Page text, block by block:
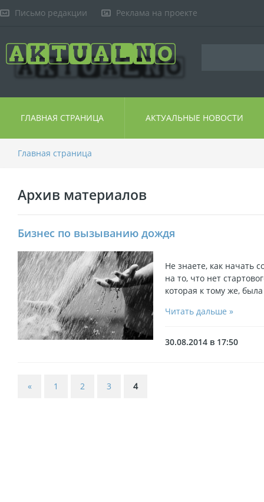
Письмо редакции Реклама на проекте
ГЛАВНАЯ СТРАНИЦА АКТУАЛЬНЫЕ НОВОСТИ
Главная страница
Архив материалов
Бизнес по вызыванию дождя
Не знаете, как начать
на то, что нет
которая к тому же,
Читать дальше »
30.08.2014 в 17:50
« 1 2 3 4